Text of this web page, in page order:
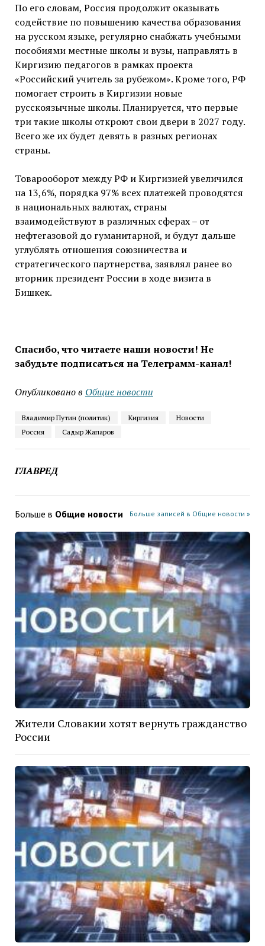
По его словам, Россия продолжит оказывать
содействие по повышению качества образования
на русском языке, регулярно снабжать учебными
пособиями местные школы и вузы, направлять в
Киргизию педагогов в рамках проекта
«Российский учитель за рубежом». Кроме того, РФ
помогает строить в Киргизии новые
русскоязычные школы. Планируется, что первые
три такие школы откроют свои двери в 2027 году.
Всего же их будет девять в разных регионах
страны.
Товарооборот между РФ и Киргизией увеличился
на 13,6%, порядка 97% всех платежей проводятся
в национальных валютах, страны
взаимодействуют в различных сферах – от
нефтегазовой до гуманитарной, и будут дальше
углублять отношения союзничества и
стратегического партнерства, заявлял ранее во
вторник президент России в ходе визита в
Бишкек.
Спасибо, что читаете наши новости! Не
забудьте подписаться на Телеграмм-канал!
Опубликовано в Общие новости
Владимир Путин (политик) Киргизия
Новости
Россия
Садыр Жапаров
ГЛАВРЕД
Больше в Общие новости Больше записей в Общие новости »
Жители Словакии хотят вернуть гражданство
России